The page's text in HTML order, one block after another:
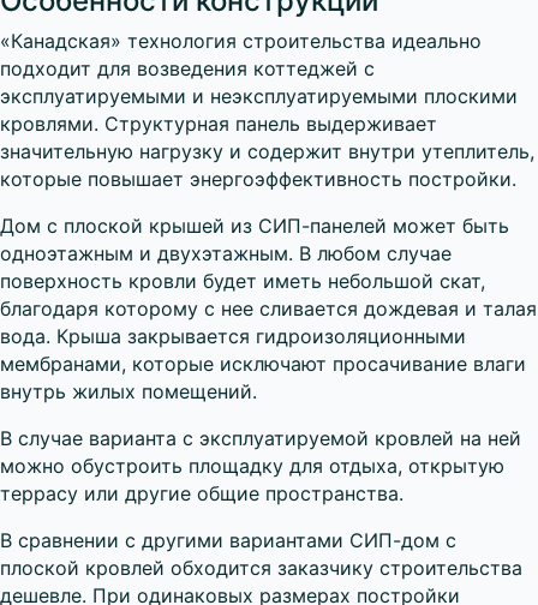
«Канадская» технология строительства идеально
подходит для возведения коттеджей с
эксплуатируемыми и неэксплуатируемыми плоскими
кровлями. Структурная панель выдерживает
значительную нагрузку и содержит внутри утеплитель,
которые повышает энергоэффективность постройки.
Дом с плоской крышей из СИП-панелей может быть
одноэтажным и двухэтажным. В любом случае
поверхность кровли будет иметь небольшой скат,
благодаря которому с нее сливается дождевая и талая
вода. Крыша закрывается гидроизоляционными
мембранами, которые исключают просачивание влаги
внутрь жилых помещений.
В случае варианта с эксплуатируемой кровлей на ней
можно обустроить площадку для отдыха, открытую
террасу или другие общие пространства.
В сравнении с другими вариантами СИП-дом с
плоской кровлей обходится заказчику строительства
дешевле. При одинаковых размерах постройки